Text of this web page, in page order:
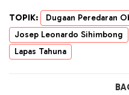
TOPIK:
Dugaan Peredaran
Josep Leonardo Sihimbong
Lapas Tahuna